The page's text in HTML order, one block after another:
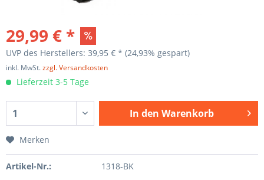
29,99 € *
UVP des Herstellers: 39,95 € * (24,93% gespart)
inkl. MwSt.zzgl. Versandkosten
Lieferzeit 3-5 Tage
In den Warenkorb
Merken
Artikel-Nr.: 1318-BK